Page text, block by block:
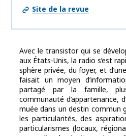
Site de la revue
Avec le transistor qui se
aux États-Unis, la radio s’est
sphère privée, du foyer, et
faisait un moyen
partagé par la famille,
communauté d’appartenance,
muée dans un destin commun
les particularités, des
particularismes (locaux,